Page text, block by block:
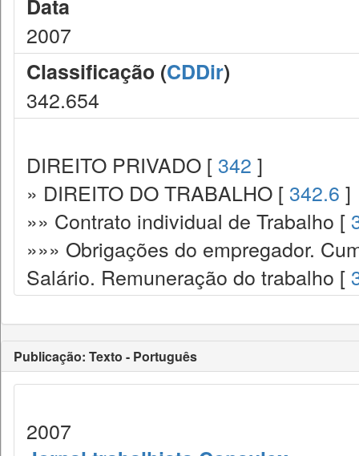
Data
2007
Classificação (CDDir)
342.654
DIREITO PRIVADO [ 342 ]
» DIREITO DO TRABALHO [ 342.6 ]
»» Contrato individual de Trabalho [
»»» Obrigações do empregador.
Salário. Remuneração do trabalho [
Publicação: Texto - Português
2007